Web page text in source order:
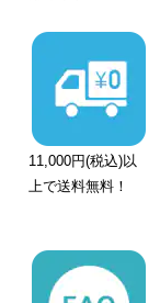
11,000円(税込)以
上で送料無料！